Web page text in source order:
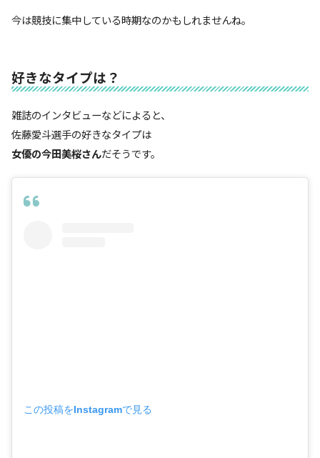
今は競技に集中している時期なのかもしれませんね。
好きなタイプは？
雑誌のインタビューなどによると、
佐藤愛斗選手の好きなタイプは
女優の今田美桜さんだそうです。
この投稿をInstagramで見る